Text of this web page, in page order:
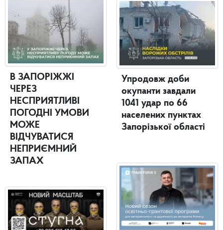
В ЗАПОРІЖЖІ
ЧЕРЕЗ
НЕСПРИЯТЛИВІ
ПОГОДНІ УМОВИ
МОЖЕ
ВІДЧУВАТИСЯ
НЕПРИЄМНИЙ
ЗАПАХ
Упродовж доби
окупанти завдали
1041 удар по 66
населених пунктах
Запорізької області